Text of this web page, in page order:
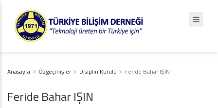
Anasayfa Özgeçmişler Disiplin Kurulu Feride Bahar IŞIN
Feride Bahar IŞIN